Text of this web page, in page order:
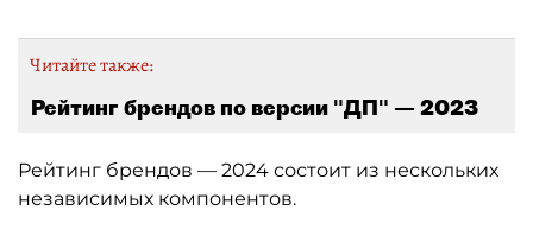
Читайте также:
Рейтинг брендов по версии "ДП" — 2023
Рейтинг брендов — 2024 состоит из нескольких
независимых компонентов.